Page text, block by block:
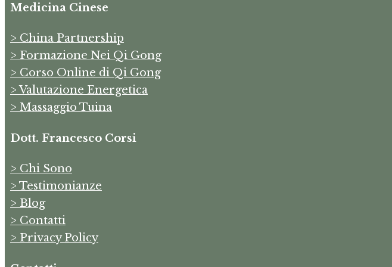
Medicina Cinese
> China Partnership
> Formazione Nei Qi Gong
> Corso Online di Qi Gong
> Valutazione Energetica
> Massaggio Tuina
Dott. Francesco Corsi
> Chi Sono
> Testimonianze
> Blog
> Contatti
> Privacy Policy